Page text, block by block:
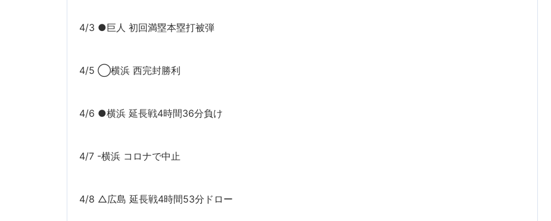
4/3 ●巨人 初回満塁本塁打被弾
4/5 ◯横浜 西完封勝利
4/6 ●横浜 延長戦4時間36分負け
4/7 -横浜 コロナで中止
4/8 △広島 延長戦4時間53分ドロー